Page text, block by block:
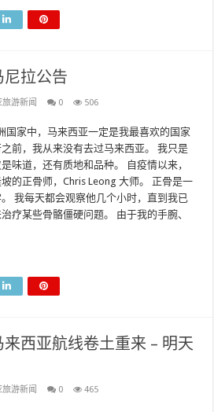
尼拉公告
游新闻 0 506
国家中，马来西亚一定是我最喜欢的国家
前，我从来没有去过马来西亚。 我只是
味道，还有质地和品种。 自疫情以来，
的正骨师，Chris Leong 大师。 正骨是一
我每天都会观察他几个小时，直到我已
疗某些骨骼僵硬问题。 由于我的手腕、
西亚航线卷土重来 – 明天
游新闻 0 465